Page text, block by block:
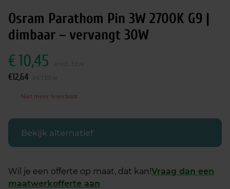
Osram Parathom Pin 3W 2700K G9 |
dimbaar – vervangt 30W
€10,45
€12,64
Niet meer leverbaar
Bekijk alternatief
Wil je een offerte op maat, dat kan!Vraag dan een
maatwerkofferte aan